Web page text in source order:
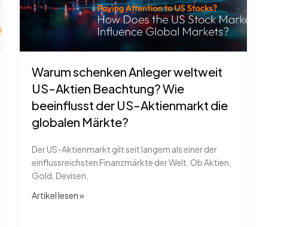
Warum schenken Anleger weltweit
US-Aktien Beachtung? Wie
beeinflusst der US-Aktienmarkt die
globalen Märkte?
Der US-Aktienmarkt gilt seit langem als einer der
einflussreichsten Finanzmärkte der Welt. Ob Aktien,
Gold, Devisen,
Artikel lesen​ »